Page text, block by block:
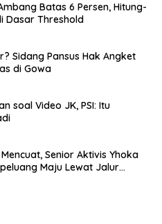
Batas 6 Persen, Hitung-
Dasar Threshold
Sidang Pansus Hak Angket
di Gowa
soal Video JK, PSI: Itu
Senior Aktivis Yhoka
Maju Lewat Jalur